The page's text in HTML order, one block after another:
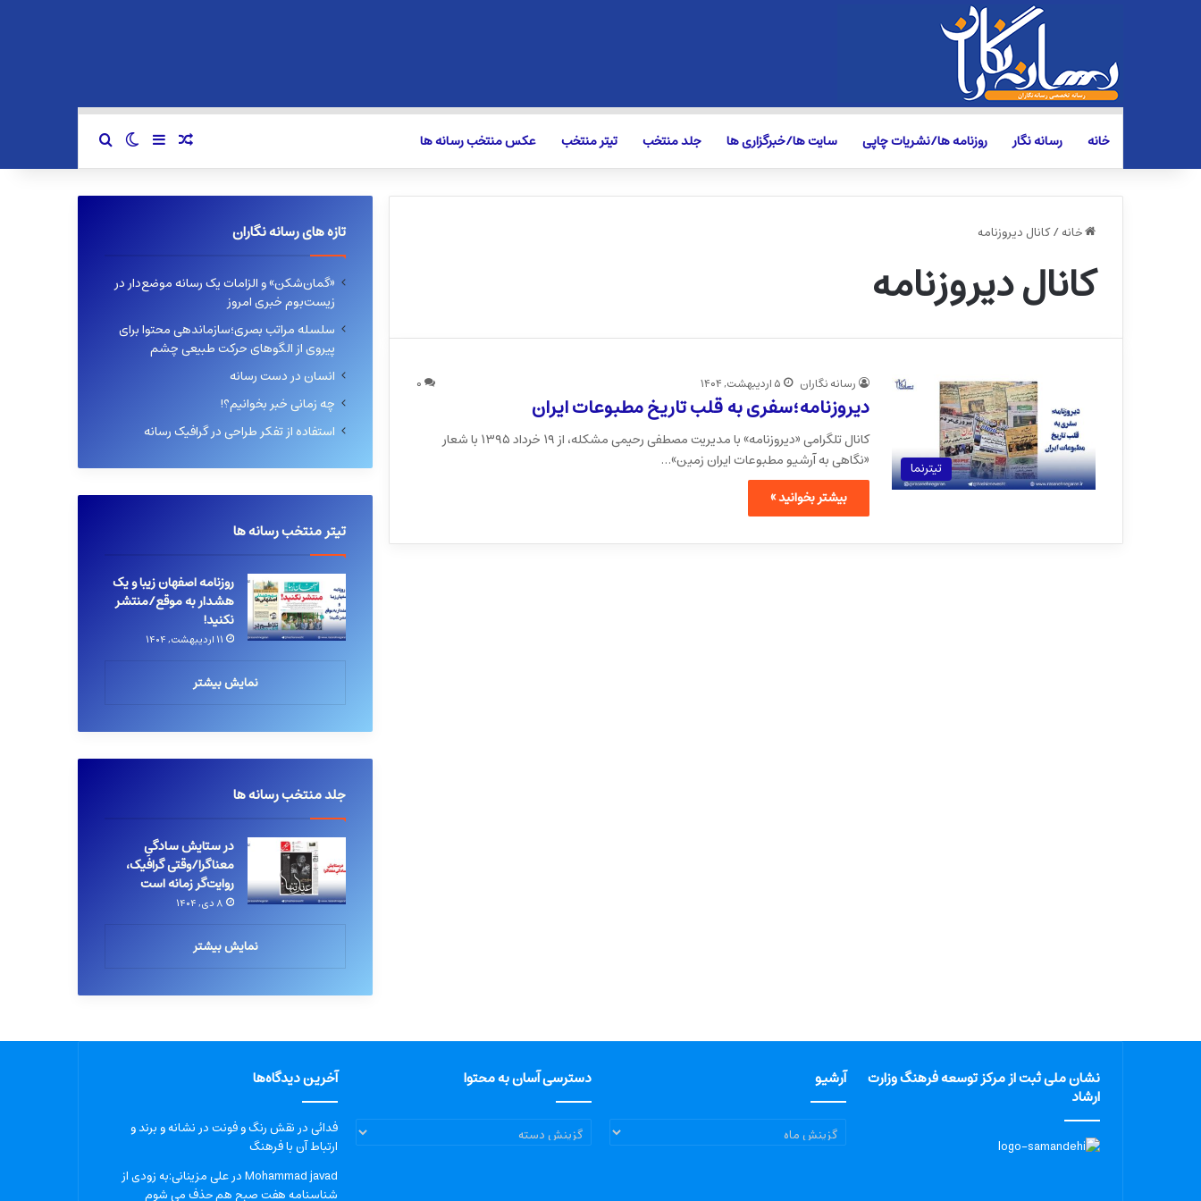
خانه رسانه نگار روزنامه ها/نشریات چاپی سایت ها/خبرگزاری ها جلد منتخب تیتر منتخب عکس منتخب رسانه ها نوشته تصادفی
سایدبارتغییر پوسته
خانه/کانال دیروزنامه
کانال دیروزنامه
تیترنما
رسانه نگاران ۵ اردیبهشت, ۱۴۰۴ ۰
دیروزنامه؛سفری به قلب تاریخ مطبوعات ایران
کانال تلگرامی «دیروزنامه» با مدیریت مصطفی رحیمی مشکله، از ۱۹ خرداد ۱۳۹۵ با شعار
«نگاهی به آرشیو مطبوعات ایران زمین»…
بیشتر بخوانید »
تازه های رسانه نگاران
«گمان‌شکن» و الزامات یک رسانه موضع‌دار در
زیست‌بوم خبری امروز
سلسله مراتب بصری؛سازماندهی محتوا برای
پیروی از الگوهای حرکت طبیعی چشم
انسان در دست رسانه
چه زمانی خبر بخوانیم؟!
استفاده از تفکر طراحی در گرافیک رسانه
تیتر منتخب رسانه ها
روزنامه اصفهان زیبا و یک
هشدار به موقع/منتشر
نکنید!
۱۱ اردیبهشت, ۱۴۰۴
نمایش بیشتر
جلد منتخب رسانه ها
در ستایش سادگیِ
معناگرا/وقتی گرافیک،
روایت‌گر زمانه است
۸ دی, ۱۴۰۴
نمایش بیشتر
نشان ملی ثبت از مرکز توسعه فرهنگ وزارت
ارشاد
آرشیو
آرشیو
دسترسی آسان به محتوا
دسترسی
آسان
آخرین دیدگاه‌ها
فدائیدرنقش رنگ و فونت در نشانه و برند و
ارتباط آن با فرهنگ
Mohammad javadدرعلی مزینانی:به زودی از
شناسنامه هفت صبح هم حذف می شوم